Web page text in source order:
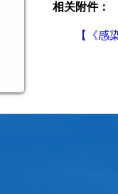
相关附件：
【《感